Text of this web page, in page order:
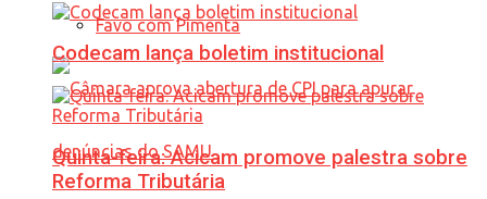
Favo com Pimenta
Codecam lança boletim institucional
Quinta-feira: Acicam promove palestra sobre
Reforma Tributária